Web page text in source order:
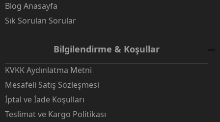
Blog Anasayfa
Sık Sorulan Sorular
Bilgilendirme & Koşullar
KVKK Aydınlatma Metni
Mesafeli Satış Sözleşmesi
İptal ve İade Koşulları
Teslimat ve Kargo Politikası